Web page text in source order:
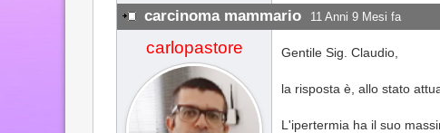
carcinoma mammario 11 Anni 9 Mesi fa
carlopastore Gentile Sig. Claudio,
la risposta è, allo stato
L'ipertermia ha il suo